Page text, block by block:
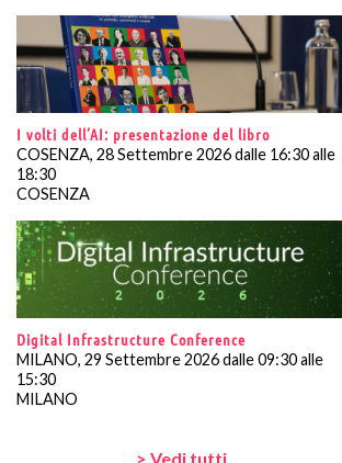
I volti dell’AI: presentazione del libro
COSENZA, 28 Settembre 2026 dalle 16:30 alle
18:30
COSENZA
Digital Infrastructure Conference
MILANO, 29 Settembre 2026 dalle 09:30 alle
15:30
MILANO
> Vedi tutti